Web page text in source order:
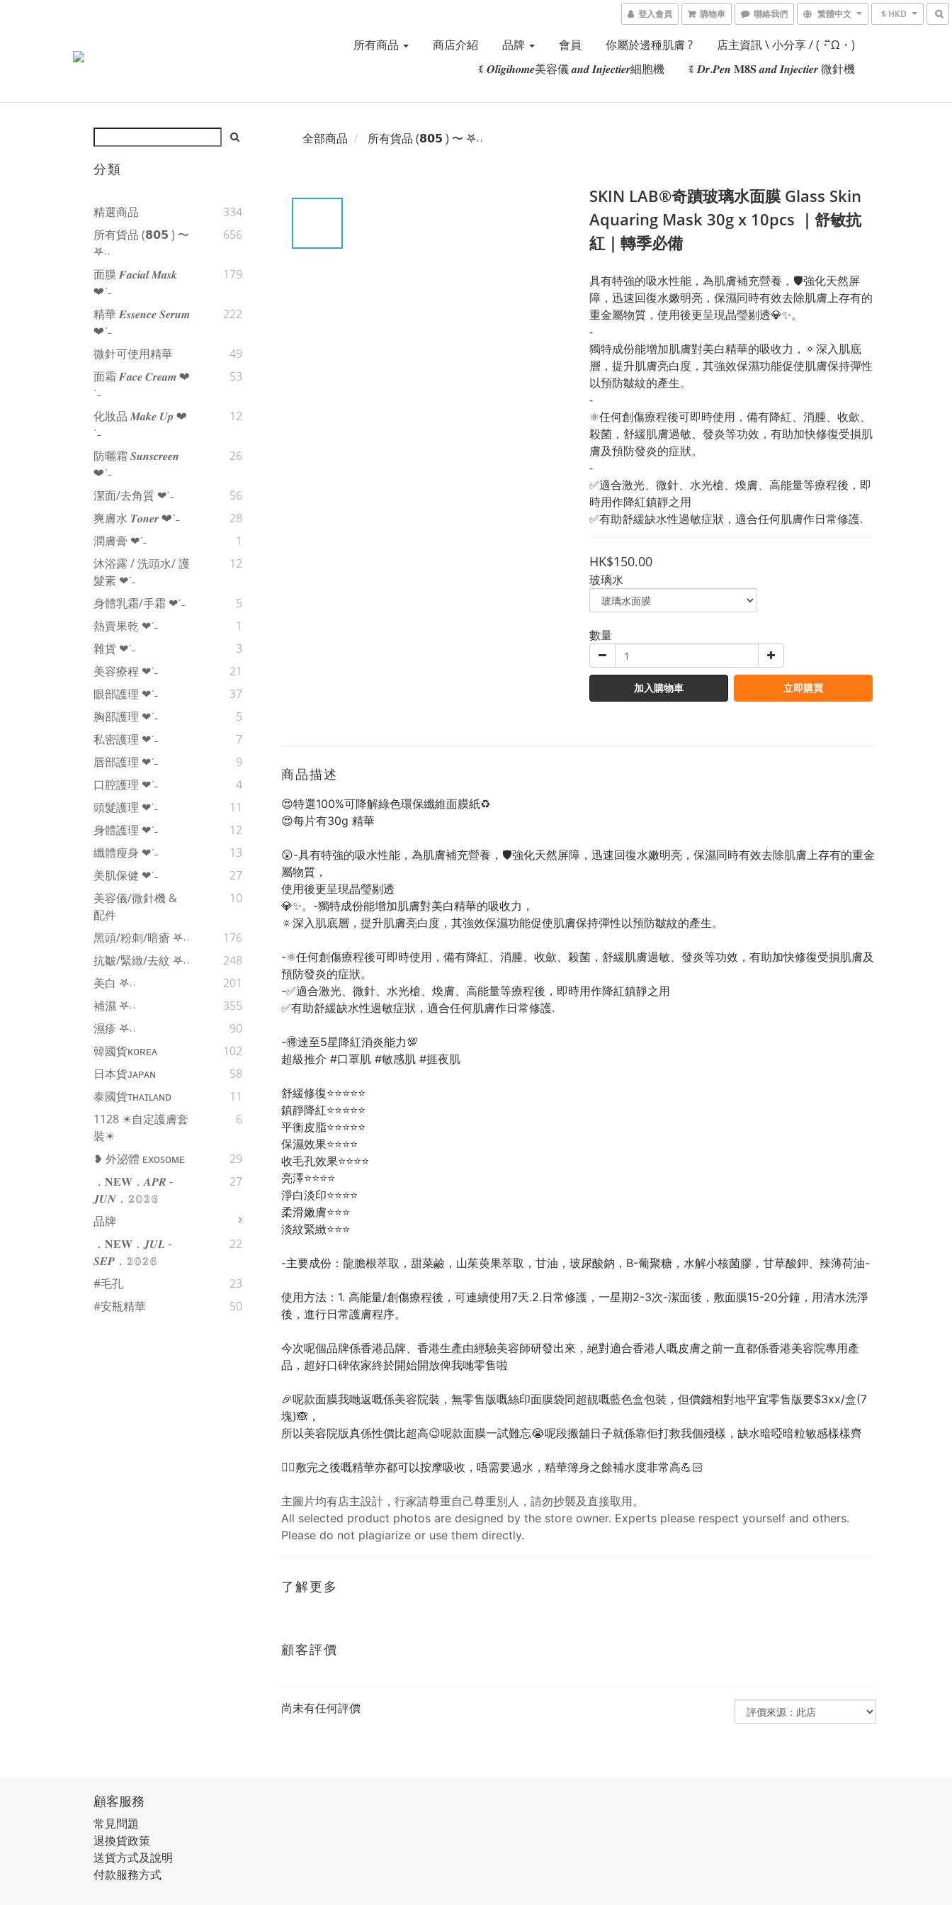
登入會員 購物車 聯絡我們 繁體中文 $ HKD
所有商品 商店介紹 品牌 會員 你屬於邊種肌膚 ?
店主資訊 \ 小分享 / (・ิω・)
ꉂ 𝑶𝒍𝒊𝒈𝒊𝒉𝒐𝒎𝒆美容儀 𝒂𝒏𝒅 𝑰𝒏𝒋𝒆𝒄𝒕𝒊𝒆𝒓細胞機
ꉂ 𝑫𝒓.𝑷𝒆𝒏 𝐌𝟖𝐒 𝒂𝒏𝒅 𝑰𝒏𝒋𝒆𝒄𝒕𝒊𝒆𝒓 微針機
分類
精選商品
334
所有貨品 (𝟴𝟬𝟱 ) 〜
𖤐˒˒‪‪
656
面膜 𝑭𝒂𝒄𝒊𝒂𝒍 𝑴𝒂𝒔𝒌
❤︎‬ˊ‪‪˗
179
精華 𝑬𝒔𝒔𝒆𝒏𝒄𝒆 𝑺𝒆𝒓𝒖𝒎
❤︎‬ˊ‪‪˗
222
微針可使用精華
49
面霜 𝑭𝒂𝒄𝒆 𝑪𝒓𝒆𝒂𝒎 ❤︎‬
ˊ‪‪˗
53
化妝品 𝑴𝒂𝒌𝒆 𝑼𝒑 ❤︎‬
ˊ‪‪˗
12
防曬霜 𝑺𝒖𝒏𝒔𝒄𝒓𝒆𝒆𝒏
❤︎‬ˊ‪‪˗
26
潔面/去角質 ❤︎‬ˊ‪‪˗
56
爽膚水 𝑻𝒐𝒏𝒆𝒓 ❤︎‬ˊ‪‪˗
28
潤膚膏 ❤︎‬ˊ‪‪˗
1
沐浴露 / 洗頭水/ 護
髮素 ❤︎‬ˊ‪‪˗
12
身體乳霜/手霜 ❤︎‬ˊ‪‪˗
5
熱賣果乾 ❤︎‬ˊ‪‪˗
1
雜貨 ❤︎‬ˊ‪‪˗
3
美容療程 ❤︎‬ˊ‪‪˗
21
眼部護理 ❤︎‬ˊ‪‪˗
37
胸部護理 ❤︎‬ˊ‪‪˗
5
私密護理 ❤︎‬ˊ‪‪˗
7
唇部護理 ❤︎‬ˊ‪‪˗
9
口腔護理 ❤︎‬ˊ‪‪˗
4
頭髮護理 ❤︎‬ˊ‪‪˗
11
身體護理 ❤︎‬ˊ‪‪˗
12
纖體瘦身 ❤︎‬ˊ‪‪˗
13
美肌保健 ❤︎‬ˊ‪‪˗
27
美容儀/微針機 &
配件
10
黑頭/粉刺/暗瘡 𖤐˒˒‪‪
176
抗皺/緊緻/去紋 𖤐˒˒‪‪
248
美白 𖤐˒˒‪‪
201
補濕 𖤐˒˒‪‪
355
濕疹 𖤐˒˒‪‪
90
韓國貨ᴋᴏʀᴇᴀ
102
日本貨ᴊᴀᴘᴀɴ
58
泰國貨ᴛʜᴀɪʟᴀɴᴅ
11
1128 ☀自定護膚套
裝☀
6
❥ 外泌體 ᴇxᴏꜱᴏᴍᴇ
29
．𝐍𝐄𝐖．𝑨𝑷𝑹 -
𝑱𝑼𝑵．𝟚𝟘𝟚𝟞
27
品牌
．𝐍𝐄𝐖．𝑱𝑼𝑳 -
𝑺𝑬𝑷．𝟚𝟘𝟚𝟞
22
#毛孔
23
#安瓶精華
50
全部商品 所有貨品 (𝟴𝟬𝟱 ) 〜 𖤐˒˒‪‪
SKIN LAB®️奇蹟玻璃水面膜 Glass Skin
Aquaring Mask 30g x 10pcs ｜舒敏抗
紅｜轉季必備
具有特強的吸水性能，為肌膚補充營養，🛡強化天然屏
障，迅速回復水嫩明亮，保濕同時有效去除肌膚上存有的
重金屬物質，使用後更呈現晶瑩剔透💎✨。
-
獨特成份能增加肌膚對美白精華的吸收力，🔅深入肌底
層，提升肌膚亮白度，其強效保濕功能促使肌膚保持彈性
以預防皺紋的產生。
-
⚛️任何創傷療程後可即時使用，備有降紅、消腫、收歛、
殺菌，舒緩肌膚過敏、發炎等功效，有助加快修復受損肌
膚及預防發炎的症狀。
-
✅適合激光、微針、水光槍、煥膚、高能量等療程後，即
時用作降紅鎮靜之用
✅有助舒緩缺水性過敏症狀，適合任何肌膚作日常修護.
HK$150.00
玻璃水
數量
加入購物車 立即購買
商品描述
😍特選100%可降解綠色環保纖維面膜紙♻️
😍每片有30g 精華
😲-具有特強的吸水性能，為肌膚補充營養，🛡強化天然屏障，迅速回復水嫩明亮，保濕同時有效去除肌膚上存有的重金
屬物質，
使用後更呈現晶瑩剔透
💎✨。-獨特成份能增加肌膚對美白精華的吸收力，
🔅深入肌底層，提升肌膚亮白度，其強效保濕功能促使肌膚保持彈性以預防皺紋的產生。
-⚛️任何創傷療程後可即時使用，備有降紅、消腫、收歛、殺菌，舒緩肌膚過敏、發炎等功效，有助加快修復受損肌膚及
預防發炎的症狀。
-✅適合激光、微針、水光槍、煥膚、高能量等療程後，即時用作降紅鎮靜之用
✅有助舒緩缺水性過敏症狀，適合任何肌膚作日常修護.
-🉐達至5星降紅消炎能力💯
超級推介 #口罩肌 #敏感肌 #捱夜肌
舒緩修復⭐️⭐️⭐️⭐️⭐️
鎮靜降紅⭐️⭐️⭐️⭐️⭐️
平衡皮脂⭐️⭐️⭐️⭐️⭐️
保濕效果⭐️⭐️⭐️⭐️
收毛孔效果⭐️⭐️⭐️⭐️
亮澤⭐️⭐️⭐️⭐️
淨白淡印⭐️⭐️⭐️⭐️
柔滑嫩膚⭐️⭐️⭐️
淡紋緊緻⭐️⭐️⭐️
-主要成份：龍膽根萃取，甜菜鹼，山茱萸果萃取，甘油，玻尿酸鈉，B-葡聚糖，水解小核菌膠，甘草酸鉀、辣薄荷油-
使用方法：1. 高能量/創傷療程後，可連續使用7天.2.日常修護，一星期2-3次-潔面後，敷面膜15-20分鐘，用清水洗淨
後，進行日常護膚程序。
今次呢個品牌係香港品牌、香港生產由經驗美容師研發出來，絕對適合香港人嘅皮膚之前一直都係香港美容院專用產
品，超好口碑依家終於開始開放俾我哋零售啦
🎉呢款面膜我哋返嘅係美容院裝，無零售版嘅絲印面膜袋同超靚嘅藍色盒包裝，但價錢相對地平宜零售版要$3xx/盒(7
塊)🙈，
所以美容院版真係性價比超高😉呢款面膜一試難忘😭呢段搬舖日子就係靠佢打救我個殘樣，缺水暗啞暗粒敏感樣樣齊
😮‍💨敷完之後嘅精華亦都可以按摩吸收，唔需要過水，精華簿身之餘補水度非常高💪🏻
主圖片均有店主設計，行家請尊重自己尊重別人，請勿抄襲及直接取用。
All selected product photos are designed by the store owner. Experts please respect yourself and others.
Please do not plagiarize or use them directly.
了解更多
顧客評價
尚未有任何評價
顧客服務
常見問題
退換貨政策
送貨方式及說明
付款服務方式